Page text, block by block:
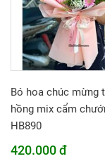
Bó hoa chúc mừng
hồng mix cẩm
HB890
420.000 đ